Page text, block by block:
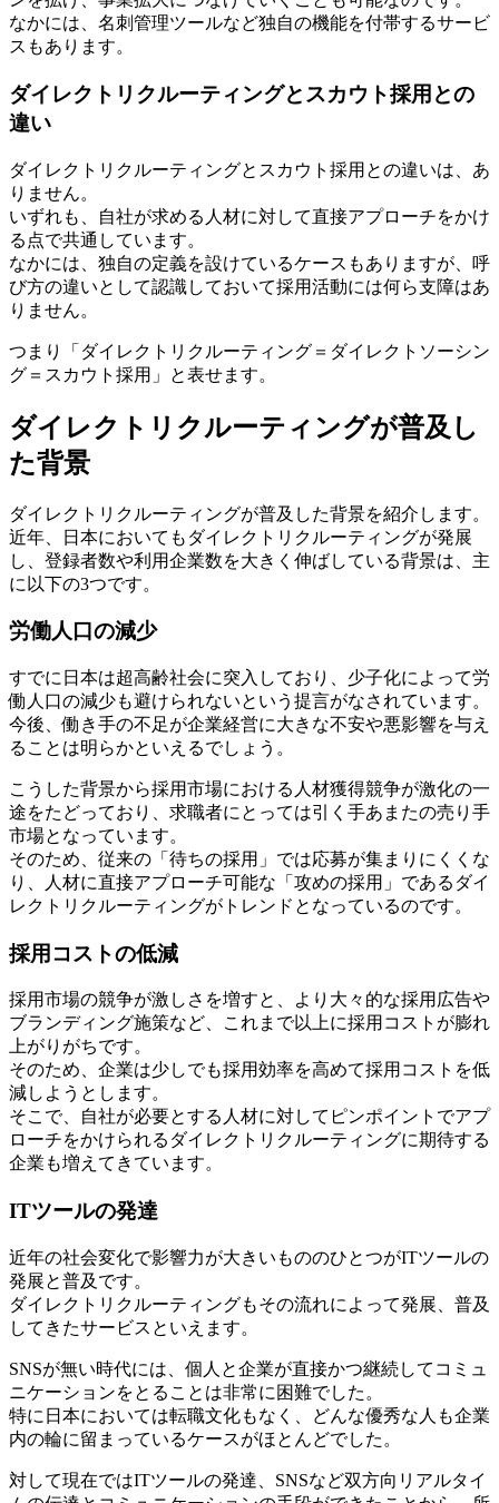
なかには、名刺管理ツールなど独自の機能を付帯するサービ
スもあります。
ダイレクトリクルーティングとスカウト採用との
違い
ダイレクトリクルーティングとスカウト採用との違いは、あ
りません。
いずれも、自社が求める人材に対して直接アプローチをかけ
る点で共通しています。
なかには、独自の定義を設けているケースもありますが、呼
び方の違いとして認識しておいて採用活動には何ら支障はあ
りません。
つまり「ダイレクトリクルーティング＝ダイレクトソーシン
グ＝スカウト採用」と表せます。
ダイレクトリクルーティングが普及し
た背景
ダイレクトリクルーティングが普及した背景を紹介します。
近年、日本においてもダイレクトリクルーティングが発展
し、登録者数や利用企業数を大きく伸ばしている背景は、主
に以下の3つです。
労働人口の減少
すでに日本は超高齢社会に突入しており、少子化によって労
働人口の減少も避けられないという提言がなされています。
今後、働き手の不足が企業経営に大きな不安や悪影響を与え
ることは明らかといえるでしょう。
こうした背景から採用市場における人材獲得競争が激化の一
途をたどっており、求職者にとっては引く手あまたの売り手
市場となっています。
そのため、従来の「待ちの採用」では応募が集まりにくくな
り、人材に直接アプローチ可能な「攻めの採用」であるダイ
レクトリクルーティングがトレンドとなっているのです。
採用コストの低減
採用市場の競争が激しさを増すと、より大々的な採用広告や
ブランディング施策など、これまで以上に採用コストが膨れ
上がりがちです。
そのため、企業は少しでも採用効率を高めて採用コストを低
減しようとします。
そこで、自社が必要とする人材に対してピンポイントでアプ
ローチをかけられるダイレクトリクルーティングに期待する
企業も増えてきています。
ITツールの発達
近年の社会変化で影響力が大きいもののひとつがITツールの
発展と普及です。
ダイレクトリクルーティングもその流れによって発展、普及
してきたサービスといえます。
SNSが無い時代には、個人と企業が直接かつ継続してコミュ
ニケーションをとることは非常に困難でした。
特に日本においては転職文化もなく、どんな優秀な人も企業
内の輪に留まっているケースがほとんどでした。
対して現在ではITツールの発達、SNSなど双方向リアルタイ